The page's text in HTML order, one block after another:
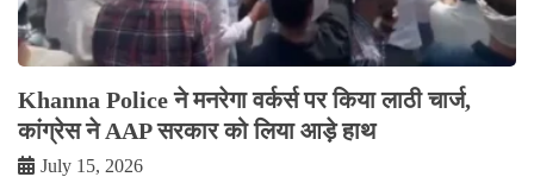
Khanna Police ने मनरेगा वर्कर्स पर किया लाठी चार्ज,
कांग्रेस ने AAP सरकार को लिया आड़े हाथ
July 15, 2026